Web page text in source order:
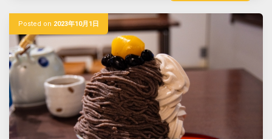
Posted on 2023年10月1日